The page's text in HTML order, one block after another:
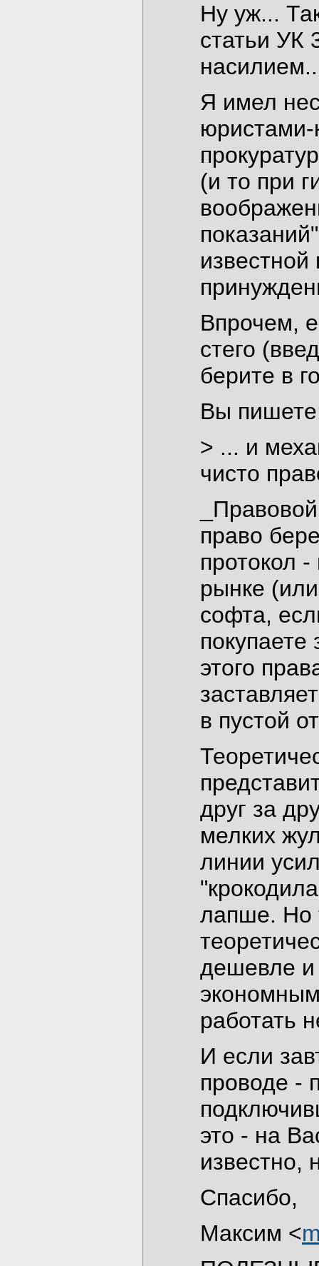
Ну уж...
статьи УК
Я имел
юристами-
(и то при
известной
Впрочем,
стего
берите в
Вы
> ... и
чисто
право
протокол
рынке
софта,
этого
в пустой
друг за
мелких
линии
лапше. Но
дешевле
работать
И если
проводе -
это - на
известно,
Спасибо,
Максим <